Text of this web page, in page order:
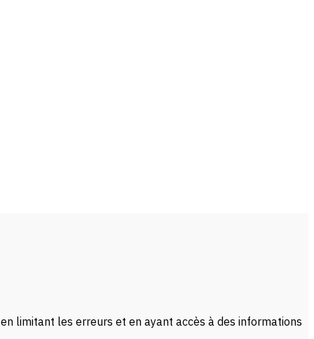
limitant les erreurs et en ayant accès à des informations